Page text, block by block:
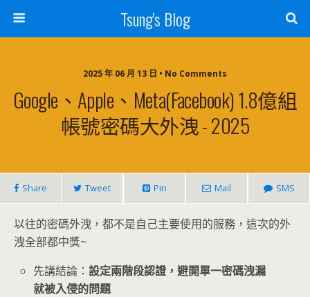
Tsung's Blog
2025 年 06 月 13 日 • No Comments
Google、Apple、Meta(Facebook) 1.8億組
帳號密碼大外洩 - 2025
Share Tweet Pin Mail SMS
以往的密碼外洩，都不是自己主要使用的服務，這次的外
洩全部都中獎~
先講結論：設定兩階段認證，避開單一密碼洩漏
就被入侵的問題